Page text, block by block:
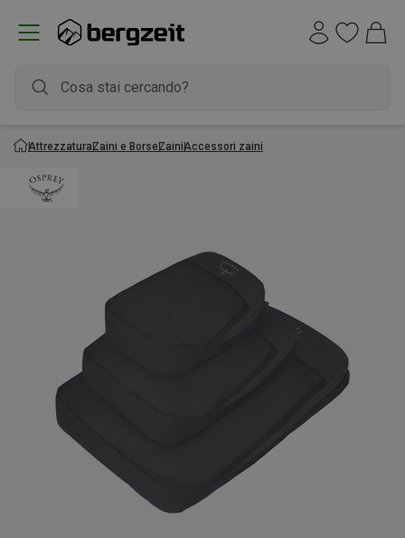
AttrezzaturaZaini e BorseZainiAccessori zaini